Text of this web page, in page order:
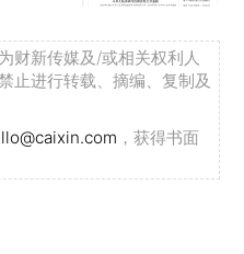
财新传媒及/或相关权利人
止进行转载、摘编、复制及
，获得书面